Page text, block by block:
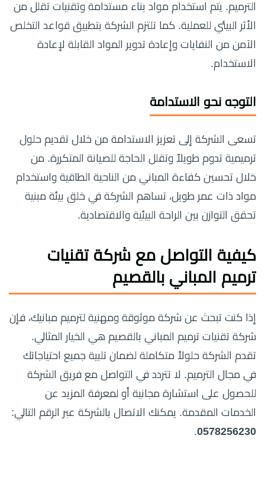
الترميم. يتم استخدام مواد بناء مستدامة وتقنيات تقلل من
الأثر البيئي للعملية. كما تلتزم الشركة بتطبيق قواعد التخلص
الآمن من النفايات وإعادة تدوير المواد القابلة لإعادة
الاستخدام.
التوجه نحو الاستدامة
تسعى الشركة إلى تعزيز الاستدامة من خلال تقديم حلول
ترميمية تدوم طويلاً وتقلل الحاجة للصيانة المتكررة. من
خلال تحسين كفاءة المباني من الناحية الطاقية واستخدام
مواد ذات عمر طويل، تساهم الشركة في خلق بيئة مبنية
تحقق التوازن بين الراحة البيئية والاقتصادية.
كيفية التواصل مع شركة تقنيات
ترميم المباني بالقصيم
إذا كنت تبحث عن شركة موثوقة ومهنية لترميم مبانيك، فإن
شركة تقنيات ترميم المباني بالقصيم هي الخيار المثالي.
تقدم الشركة حلولاً متكاملة لضمان تلبية جميع احتياجاتك
في مجال الترميم. لا تتردد في التواصل مع فريق الشركة
للحصول على استشارة مجانية أو لمعرفة المزيد عن
الخدمات المقدمة. يمكنك الاتصال بالشركة عبر الرقم التالي:
0578256230
.